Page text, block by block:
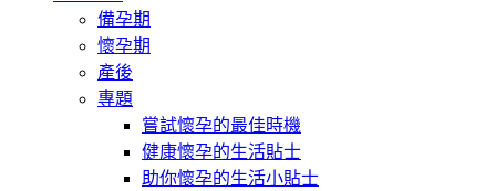
備孕期
懷孕期
產後
專題
嘗試懷孕的最佳時機
健康懷孕的生活貼士
助你懷孕的生活小貼士